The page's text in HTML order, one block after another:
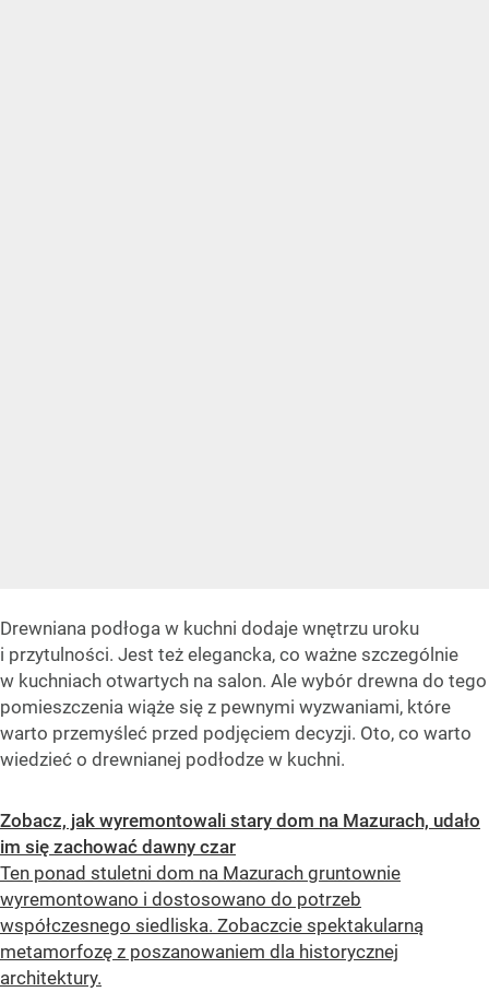
Drewniana podłoga w kuchni dodaje wnętrzu uroku
i przytulności. Jest też elegancka, co ważne szczególnie
w kuchniach otwartych na salon. Ale wybór drewna do tego
pomieszczenia wiąże się z pewnymi wyzwaniami, które
warto przemyśleć przed podjęciem decyzji. Oto, co warto
wiedzieć o drewnianej podłodze w kuchni.
Zobacz, jak wyremontowali stary dom na Mazurach, udało
im się zachować dawny czar
Ten ponad stuletni dom na Mazurach gruntownie
wyremontowano i dostosowano do potrzeb
współczesnego siedliska. Zobaczcie spektakularną
metamorfozę z poszanowaniem dla historycznej
architektury.